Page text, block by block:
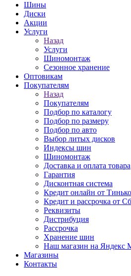
Шины
Диски
Акции
Услуги
Назад
Услуги
Шиномонтаж
Сезонное хранение
Оптовикам
Покупателям
Назад
Покупателям
Подбор по каталогу
Подбор по размеру
Подбор по авто
Выбор литых дисков
Индексы шин
Шиномонтаж
Доставка и оплата товара
Гарантия
Дисконтная система
Кредит онлайн от
Кредит и рассрочка от
Реквизиты
Дистрибуция
Рассрочка
Хранение шин
Наш магазин на Яндекс
Магазины
Контакты